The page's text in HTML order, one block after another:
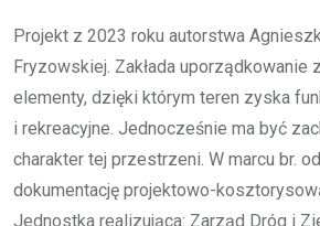
Projekt z 2023 roku autorstwa
Fryzowskiej. Zakłada uporządkowanie
elementy, dzięki którym teren zyska
i rekreacyjne. Jednocześnie ma być
charakter tej przestrzeni. W marcu br.
dokumentację projektowo-
Jednostka realizująca: Zarząd Dróg i